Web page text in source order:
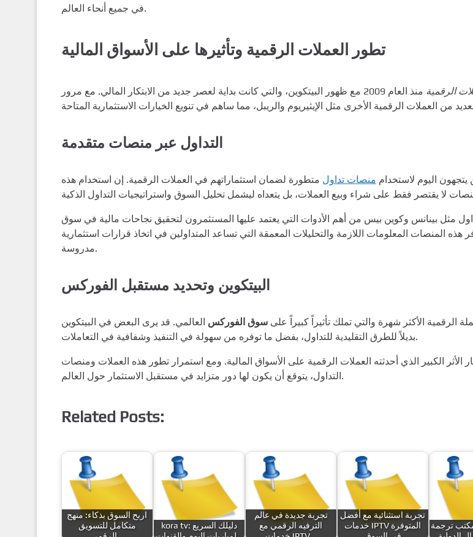
في جميع أنحاء العالم.
تطور العملات الرقمية وتأثيرها على الأسواق المالية
الرقمية
منذ العام 2009 مع ظهور البيتكوين، والتي كانت بداية لعصر جديد من الابتكار المالي. مع مرور
التداول عبر منصات متقدمة
يتجهون اليوم لاستخدام منصات تداول متطورة لضمان استثماراتهم في العملات الرقمية. إن استخدام هذه
مثل بينانس وكوين بيس من أهم الأدوات التي يعتمد عليها المستثمرون لتحقيق نجاحات مالية في سوق
هذه المنصات المعلومات اللازمة والتحليلات المعمقة التي تساعد المتداولين في اتخاذ قرارات استثمارية
مدروسة.
البيتكوين وتحديد مستقبل الفوركس
الرقمية الأكثر شهرة والتي تملك تأثيراً كبيراً علىسوق الفوركس العالمي. قد يرى البعض في البيتكوين
بديلاً للطرق التقليدية للتداول، بفضل ما توفره من سهولة في التنفيذ وشفافية في التعاملات.
الأثر الكبير الذي أحدثته العملات الرقمية على الأسواق المالية. ومع استمرار تطور هذه العملات ومنصات
التداول، يتوقع أن يكون لها دور متزايد في مستقبل الاستثمار حول العالم.
Related Posts:
اربح السوق بذكاء: منهج
متكامل للتسويق
kora tv: دليلك السريع
تجربة جديدة في عالم
الترفيه الرقمي مع
تجربة استثنائية مع أفضل
خدمات IPTV المتوفرة
مكتب ترجمة